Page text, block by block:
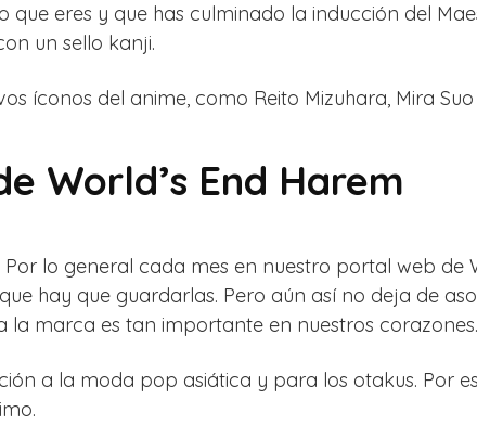
eres y que has culminado la inducción del
un sello kanji.
íconos del anime, como Reito Mizuhara, Mira
World’s End Harem
lo general cada mes en nuestro portal web de
hay que guardarlas. Pero aún así no deja de
marca es tan importante en nuestros corazones.
a la moda pop asiática y para los otakus. Por